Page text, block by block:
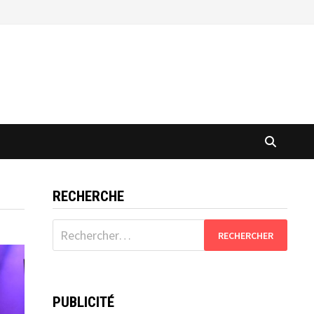
RECHERCHE
Rechercher :
PUBLICITÉ